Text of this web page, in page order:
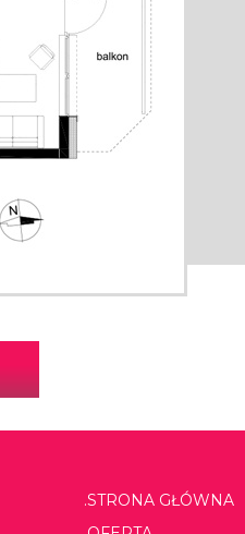
.STRONA GŁÓWNA